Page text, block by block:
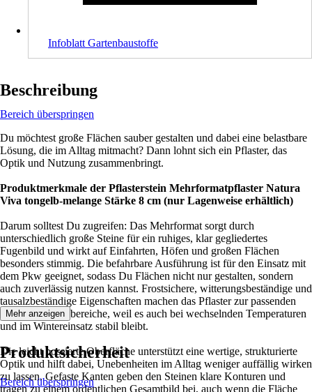
Infoblatt Gartenbaustoffe
Beschreibung
Bereich überspringen
Du möchtest große Flächen sauber gestalten und dabei eine belastbare
Lösung, die im Alltag mitmacht? Dann lohnt sich ein Pflaster, das
Optik und Nutzung zusammenbringt.
Produktmerkmale der Pflasterstein Mehrformatpflaster Natura
Viva tongelb-melange Stärke 8 cm (nur Lagenweise erhältlich)
Darum solltest Du zugreifen: Das Mehrformat sorgt durch
unterschiedlich große Steine für ein ruhiges, klar gegliedertes
Fugenbild und wirkt auf Einfahrten, Höfen und großen Flächen
besonders stimmig. Die befahrbare Ausführung ist für den Einsatz mit
dem Pkw geeignet, sodass Du Flächen nicht nur gestalten, sondern
auch zuverlässig nutzen kannst. Frostsichere, witterungsbeständige und
tausalzbeständige Eigenschaften machen das Pflaster zur passenden
Wahl für Außenbereiche, weil es auch bei wechselnden Temperaturen
und im Wintereinsatz stabil bleibt.
Die leicht bossierte Oberfläche unterstützt eine wertige, strukturierte
Optik und hilft dabei, Unebenheiten im Alltag weniger auffällig wirken
zu lassen. Gefaste Kanten geben den Steinen klare Konturen und
tragen zu einem ordentlichen Gesamtbild bei, auch wenn die Fläche
Mehr anzeigen
Produktsicherheit
Bereich überspringen